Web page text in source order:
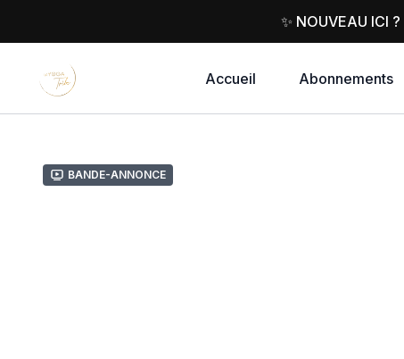
✨ NOUVEAU ICI ?
Accueil Abonnements
Bande-annonce